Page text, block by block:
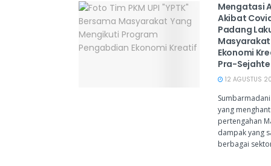
Mengatasi
Akibat
Padang
Ekonomi
Pra-
12 AGUSTUS
yang
pertengahan
dampak yang
berbagai